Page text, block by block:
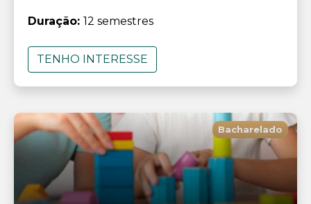
Duração: 12 semestres
TENHO INTERESSE
Bacharelado